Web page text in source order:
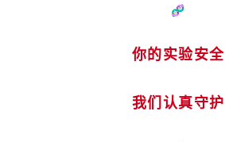
🧬
你的实验安全
我们认真守护